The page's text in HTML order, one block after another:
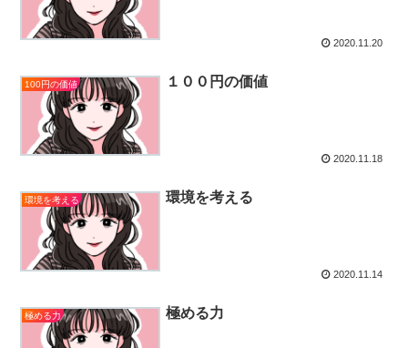
2020.11.20
100円の価値 １００円の価値
2020.11.18
環境を考える 環境を考える
2020.11.14
極める力 極める力